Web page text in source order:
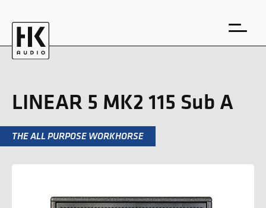
LINEAR 5 MK2 115 Sub A
THE ALL PURPOSE WORKHORSE